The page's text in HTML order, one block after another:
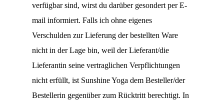
verfügbar sind, wirst du darüber gesondert per E-
mail informiert. Falls ich ohne eigenes
Verschulden zur Lieferung der bestellten Ware
nicht in der Lage bin, weil der Lieferant/die
Lieferantin seine vertraglichen Verpflichtungen
nicht erfüllt, ist Sunshine Yoga dem Besteller/der
Bestellerin gegenüber zum Rücktritt berechtigt. In